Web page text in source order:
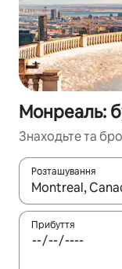
Монреаль:
Знаходьте та
Розташування
Отримавши
Прибуття